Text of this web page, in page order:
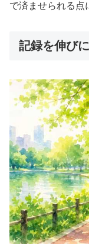
で済ませられる点
記録を伸び